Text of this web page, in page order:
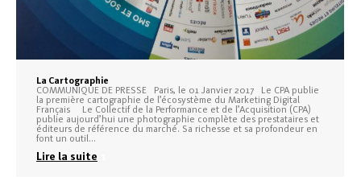
La Cartographie
COMMUNIQUE DE PRESSE Paris, le 01 Janvier 2017 Le CPA publie
la première cartographie de l’écosystème du Marketing Digital
Français Le Collectif de la Performance et de l’Acquisition (CPA)
publie aujourd’hui une photographie complète des prestataires et
éditeurs de référence du marché. Sa richesse et sa profondeur en
font un outil…
Lire la suite